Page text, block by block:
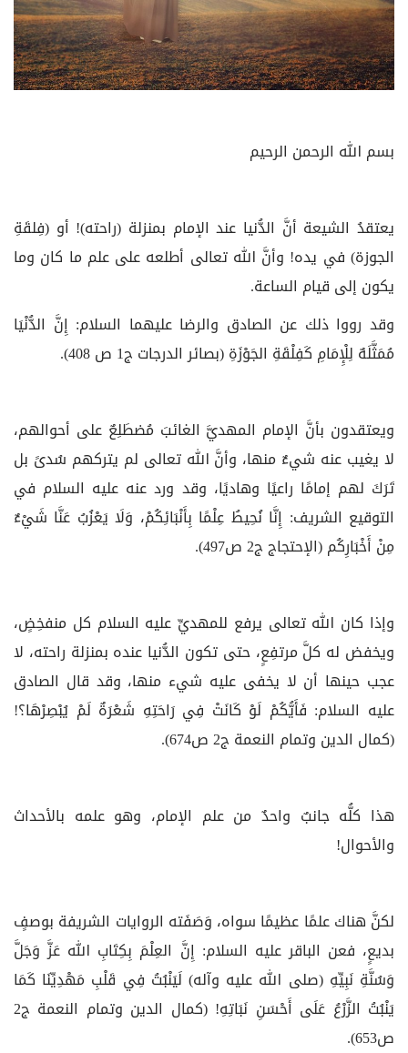
بسم الله الرحمن الرحيم
يعتقدُ الشيعة أنَّ الدُّنيا عند الإمام بمنزلة (راحته)! أو (فِلقَةِ
الجوزة) في يده! وأنَّ الله تعالى أطلعه على علم ما كان وما
يكون إلى قيام الساعة.
وقد رووا ذلك عن الصادق والرضا عليهما السلام: إِنَّ الدُّنْيَا
مُمَثَّلَهٌ لِلْإِمَامِ كَفِلْقَةِ الجَوْزَةِ (بصائر الدرجات ج‏1 ص 408).
ويعتقدون بأنَّ الإمام المهديَّ الغائبَ مُضطَلِعٌ على أحوالهم،
لا يغيب عنه شيءٌ منها، وأنَّ الله تعالى لم يتركهم سُدىً بل
تَرَكَ لهم إمامًا راعيًا وهاديًا، وقد ورد عنه عليه السلام في
التوقيع الشريف: إِنَّا نُحِيطُ عِلْمًا بِأَنْبَائِكُمْ، وَلَا يَعْزُبُ عَنَّا شَيْ‏ءٌ
مِنْ أَخْبَارِكُم‏ (الإحتجاج ج‏2 ص497).
وإذا كان الله تعالى يرفع للمهديِّ عليه السلام كل منفخِضٍ،
ويخفض له كلَّ مرتفِعٍ، حتى تكون الدُّنيا عنده بمنزلة راحته، لا
عجب حينها أن لا يخفى عليه شيء منها، وقد قال الصادق
عليه السلام: فَأَيُّكُمْ لَوْ كَانَتْ فِي رَاحَتِهِ شَعْرَةٌ لَمْ يُبْصِرْهَا؟!
(كمال الدين وتمام النعمة ج‏2 ص674).
هذا كلُّه جانبٌ واحدٌ من علم الإمام، وهو علمه بالأحداث
والأحوال!
لكنَّ هناك علمًا عظيمًا سواه، وَصَفَته الروايات الشريفة بوصفٍ
بديعٍ، فعن الباقر عليه السلام: إِنَّ العِلْمَ بِكِتَابِ الله عَزَّ وَجَلَّ
وَسُنَّةِ نَبِيِّهِ (صلى الله عليه وآله) لَيَنْبُتُ فِي قَلْبِ مَهْدِيِّنَا كَمَا
يَنْبُتُ الزَّرْعُ عَلَى أَحْسَنِ نَبَاتِهِ! (كمال الدين وتمام النعمة ج‏2
ص653).